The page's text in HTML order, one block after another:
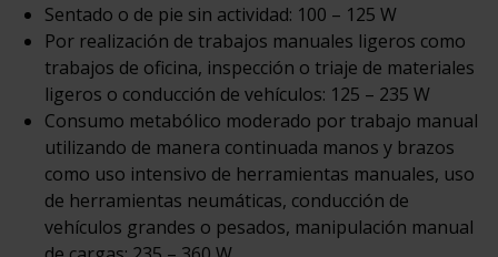
Sentado o de pie sin actividad: 100 – 125 W
Por realización de trabajos manuales ligeros como
trabajos de oficina, inspección o triaje de materiales
ligeros o conducción de vehículos: 125 – 235 W
Consumo metabólico moderado por trabajo manual
utilizando de manera continuada manos y brazos
como uso intensivo de herramientas manuales, uso
de herramientas neumáticas, conducción de
vehículos grandes o pesados, manipulación manual